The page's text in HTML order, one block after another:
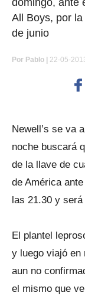
domingo, ante
All Boys, por
de junio
Por Pablo | 22-05-
Newell’s se va
noche buscará
de la llave de
de América
las 21.30 y
El plantel
y luego viajó en
aun no
el mismo que